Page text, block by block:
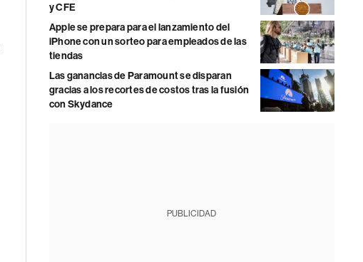
y CFE
Apple se prepara para el lanzamiento del
iPhone con un sorteo para empleados de las
tiendas
Las ganancias de Paramount se disparan
gracias a los recortes de costos tras la fusión
con Skydance
PUBLICIDAD